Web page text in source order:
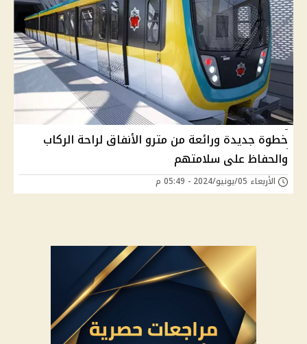
خطوة جديدة ورائعة من مترو الأنفاق لراحة الركاب
والحفاظ على سلامتهم
الأربعاء 05/يونيو/2024 - 05:49 م